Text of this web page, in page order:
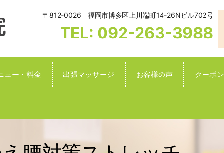
〒812-0026 福岡市博多区上川端町14-26Nビル702号
TEL: 092-263-3988
ュー・料金 出張マッサージ お客様の声 クーポン